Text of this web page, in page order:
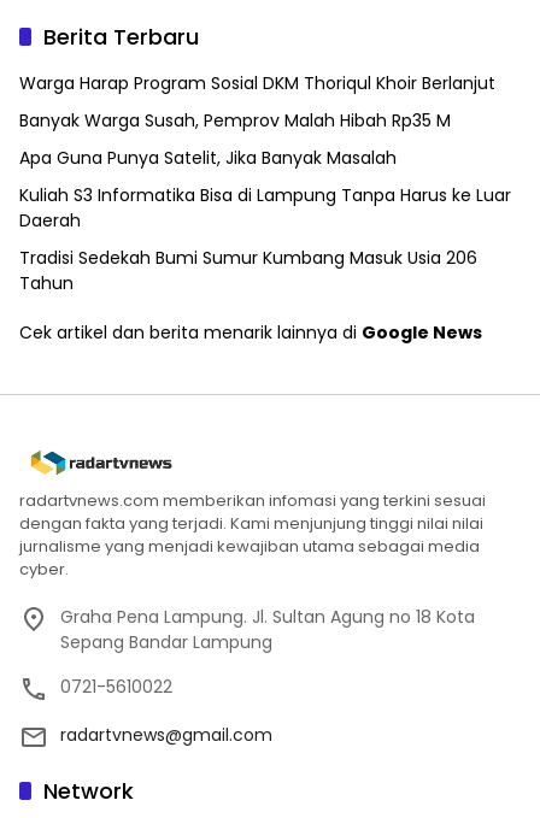
Berita Terbaru
Warga Harap Program Sosial DKM Thoriqul Khoir Berlanjut
Banyak Warga Susah, Pemprov Malah Hibah Rp35 M
Apa Guna Punya Satelit, Jika Banyak Masalah
Kuliah S3 Informatika Bisa di Lampung Tanpa Harus ke Luar
Daerah
Tradisi Sedekah Bumi Sumur Kumbang Masuk Usia 206
Tahun
Cek artikel dan berita menarik lainnya di Google News
radartvnews.com memberikan infomasi yang terkini sesuai
dengan fakta yang terjadi. Kami menjunjung tinggi nilai nilai
jurnalisme yang menjadi kewajiban utama sebagai media
cyber.
Graha Pena Lampung. Jl. Sultan Agung no 18 Kota
Sepang Bandar Lampung
0721-5610022
radartvnews@gmail.com
Network